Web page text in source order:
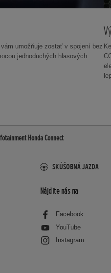
umožňuje zostať v spojení bez
jednoduchých hlasových
Honda Connect
SKÚŠOBNÁ JAZDA
Nájdite nás na
Facebook
YouTube
Instagram